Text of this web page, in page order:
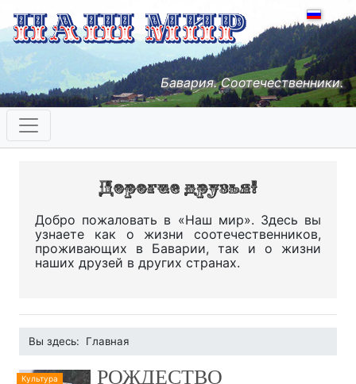
Бавария. Соотечественники.
Добро пожаловать в «Наш мир». Здесь вы
узнаете как о жизни соотечественников,
проживающих в Баварии, так и о жизни
наших друзей в других странах.
Вы здесь: Главная
Культура РОЖДЕСТВО